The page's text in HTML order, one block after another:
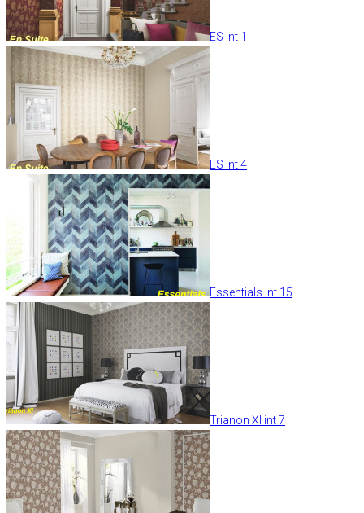
ES int 1
ES int 4
Essentials int 15
Trianon XI int 7